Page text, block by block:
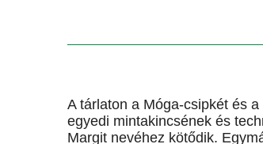
A tárlaton a Móga-csipkét és
egyedi mintakincsének és
Margit nevéhez kötődik.